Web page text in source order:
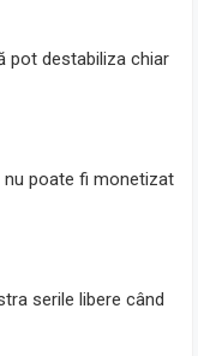
pot destabiliza chiar
nu poate fi monetizat
serile libere când